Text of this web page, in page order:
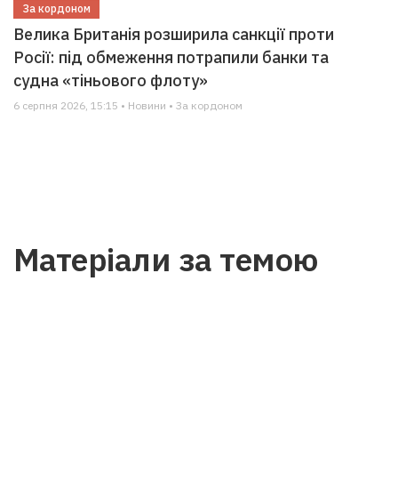
За кордоном
Велика Британія розширила санкції проти
Росії: під обмеження потрапили банки та
судна «тіньового флоту»
6 серпня 2026, 15:15 • Новини • За кордоном
Матеріали за темою